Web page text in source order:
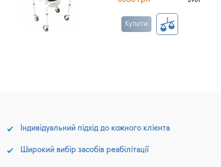
Купити
Індивідуальний підхід до кожного клієнта
Широкий вибір засобів реабілітації